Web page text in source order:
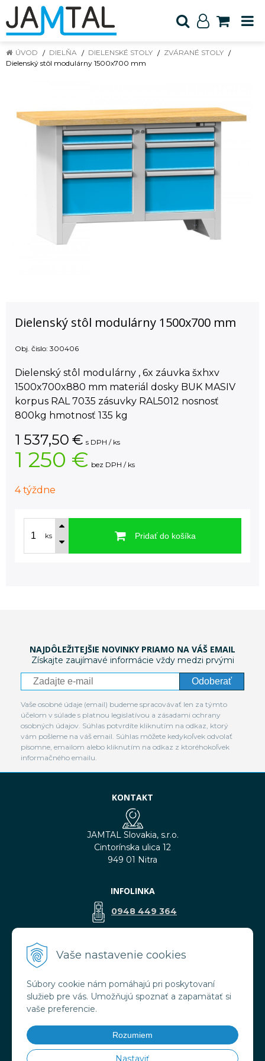
Vaše nastavenie cookies
Súbory cookie nám pomáhajú pri poskytovaní
služieb pre vás. Umožňujú spoznať a zapamätať si
vaše preferencie.
Rozumiem
Nastaviť
ÚVOD DIELŇA DIELENSKÉ STOLY
ZVÁRANÉ STOLY
Dielenský stôl modulárny 1500x700 mm
Dielenský stôl modulárny 1500x700 mm
Obj. čislo: 300406
Dielenský stôl modulárny , 6x záuvka šxhxv
1500x700x880 mm materiál dosky BUK MASIV
korpus RAL 7035 zásuvky RAL5012 nosnosť
800kg hmotnosť 135 kg
1 537,50 € s DPH / ks
1 250 € bez DPH / ks
4 týždne
ks Pridať do košíka
NAJDÔLEŽITEJŠIE NOVINKY PRIAMO NA VÁŠ EMAIL
Získajte zaujímavé informácie vždy medzi prvými
Odoberať
Vaše osobné údaje (email) budeme spracovávať len za týmto
účelom v súlade s platnou legislatívou a zásadami ochrany
osobných údajov. Súhlas potvrdíte kliknutím na odkaz, ktorý
vám pošleme na váš email. Súhlas môžete kedykoľvek odvolať
písomne, emailom alebo kliknutím na odkaz z ktoréhokoľvek
informačného emailu.
KONTAKT
JAMTAL Slovakia, s.r.o.
Cintorínska ulica 12
949 01 Nitra
INFOLINKA
0948 449 364
VŠETKO O NÁKUPE
Obchodné podmienky
Doprava a platba
Ochrana osobných údajov